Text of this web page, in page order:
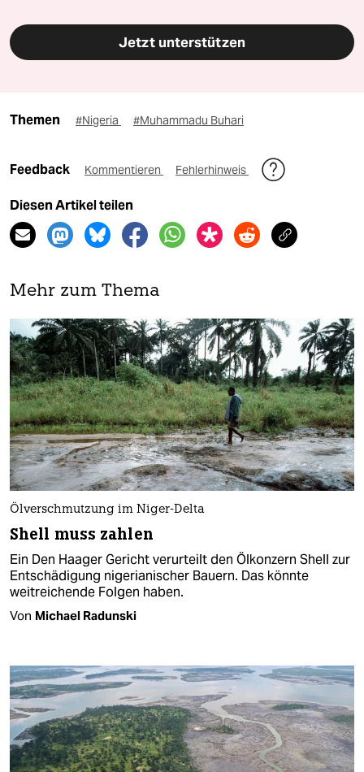
Jetzt unterstützen
Themen #Nigeria #Muhammadu Buhari
Feedback Kommentieren Fehlerhinweis
Diesen Artikel teilen
Mehr zum Thema
Ölverschmutzung im Niger-Delta
Shell muss zahlen
Ein Den Haager Gericht verurteilt den Ölkonzern Shell zur
Entschädigung nigerianischer Bauern. Das könnte
weitreichende Folgen haben.
Von Michael Radunski